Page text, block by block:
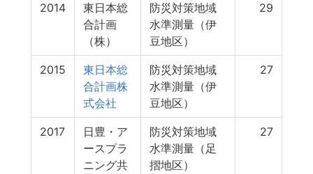
2014
東日本総
合計画
（株）
防災対策地域
水準測量（伊
豆地区）
29
2015
東日本総
合計画株
式会社
防災対策地域
水準測量（伊
豆地区）
27
2017
日豊・ア
ースプラ
ニング共
防災対策地域
水準測量（足
摺地区）
27